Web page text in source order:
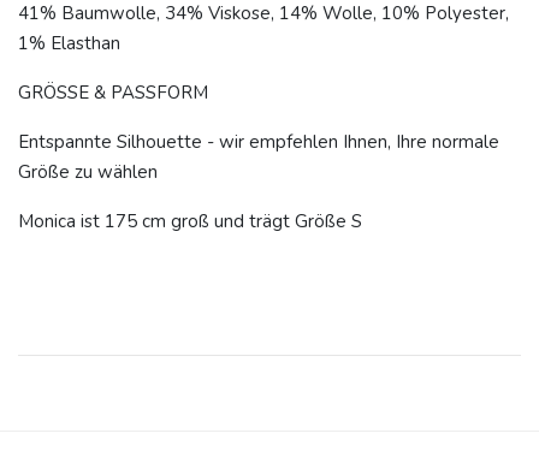
41% Baumwolle, 34% Viskose, 14% Wolle, 10% Polyester,
1% Elasthan
GRÖSSE & PASSFORM
Entspannte Silhouette - wir empfehlen Ihnen, Ihre normale
Größe zu wählen
Monica ist 175 cm groß und trägt Größe S